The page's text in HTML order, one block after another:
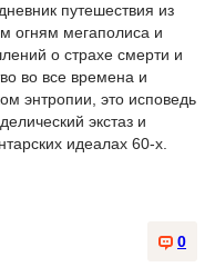
путешествия из
огням мегаполиса и
о страхе смерти и
во все времена и
энтропии, это исповедь
экстаз и
идеалах 60-х.
0